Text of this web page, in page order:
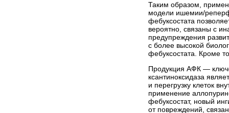
Таким образом,
модели ишемии/
фебуксостата
вероятно, связаны с
предупреждения
с более высокой
фебуксостата. Кроме
Продукция АФК —
ксантиноксидаза
и перегрузку клеток
применение
фебуксостат, новый
от повреждений,